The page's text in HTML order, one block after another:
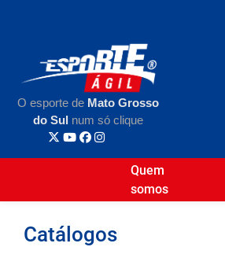
O esporte de Mato Grosso
do Sul num só clique
Quem
somos
Catálogos